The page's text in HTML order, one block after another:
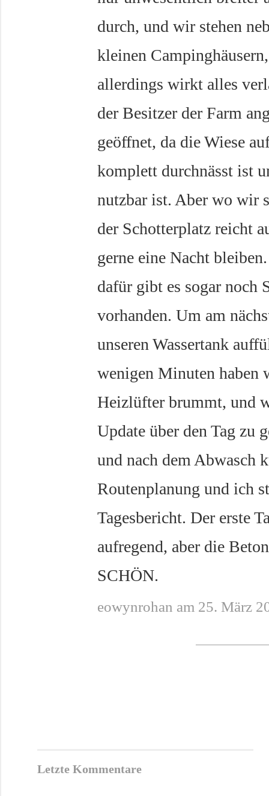
durch, und wir stehen
kleinen
allerdings wirkt alles
der Besitzer der Farm
geöffnet, da die Wiese
komplett durchnässt ist
nutzbar ist. Aber wo wir
der Schotterplatz reicht
gerne eine Nacht
dafür gibt es sogar noch
vorhanden. Um am
unseren Wassertank
wenigen Minuten haben
Heizlüfter brummt, und
Update über den Tag zu
und nach dem Abwasch
Routenplanung und ich
Tagesbericht. Der erste
aufregend, aber die
SCHÖN.
eowynrohan am 25. März
Letzte Kommentare